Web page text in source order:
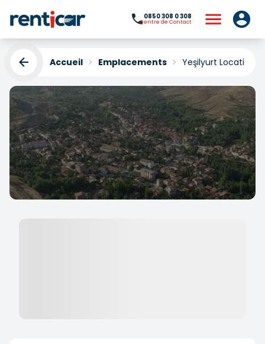
0850 308 0 308
Centre de Contact
Accueil Emplacements Yeşilyurt Location
Yeşilyurt Location de